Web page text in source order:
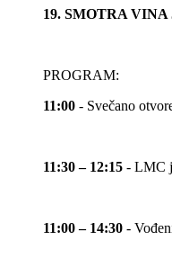
19. SMOTRA
PROGRAM:
11:00 - Svečano
11:30 – 12:15 - LMC
11:00 – 14:30 -